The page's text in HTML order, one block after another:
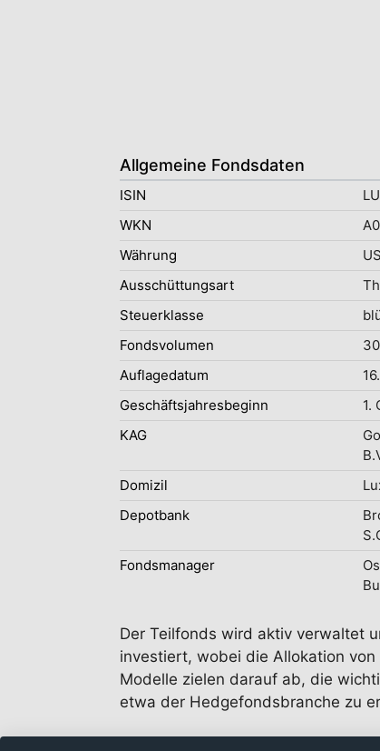
Allgemeine Fondsdaten
ISIN
WKN
Währung
Ausschüttungsart
Steuerklasse
Fondsvolumen
Auflagedatum
Geschäftsjahresbeginn
1.
KAG
Domizil
Depotbank
Fondsmanager
Der Teilfonds wird aktiv verwaltet
investiert, wobei die Allokation
Modelle zielen darauf ab, die
etwa der Hedgefondsbranche zu